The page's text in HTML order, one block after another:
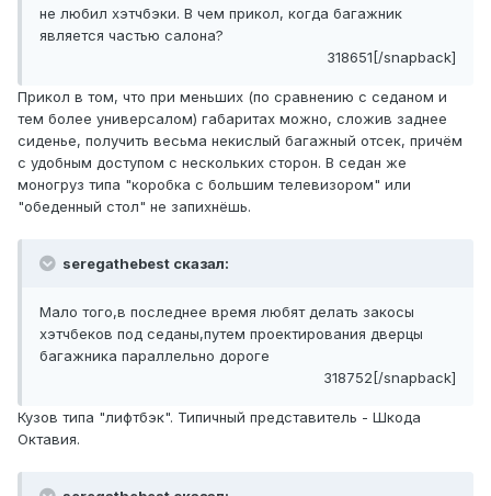
не любил хэтчбэки. В чем прикол, когда багажник
является частью салона?
318651[/snapback]
Прикол в том, что при меньших (по сравнению с седаном и
тем более универсалом) габаритах можно, сложив заднее
сиденье, получить весьма некислый багажный отсек, причём
с удобным доступом с нескольких сторон. В седан же
моногруз типа "коробка с большим телевизором" или
"обеденный стол" не запихнёшь.
seregathebest сказал:
Мало того,в последнее время любят делать закосы
хэтчбеков под седаны,путем проектирования дверцы
багажника параллельно дороге
318752[/snapback]
Кузов типа "лифтбэк". Типичный представитель - Шкода
Октавия.